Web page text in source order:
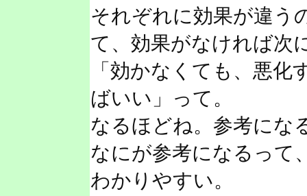
それぞれに効果が違う
て、効果がなければ次
「効かなくても、悪
ばいい」って。
なるほどね。参考にな
なにが参考になるって
わかりやすい。